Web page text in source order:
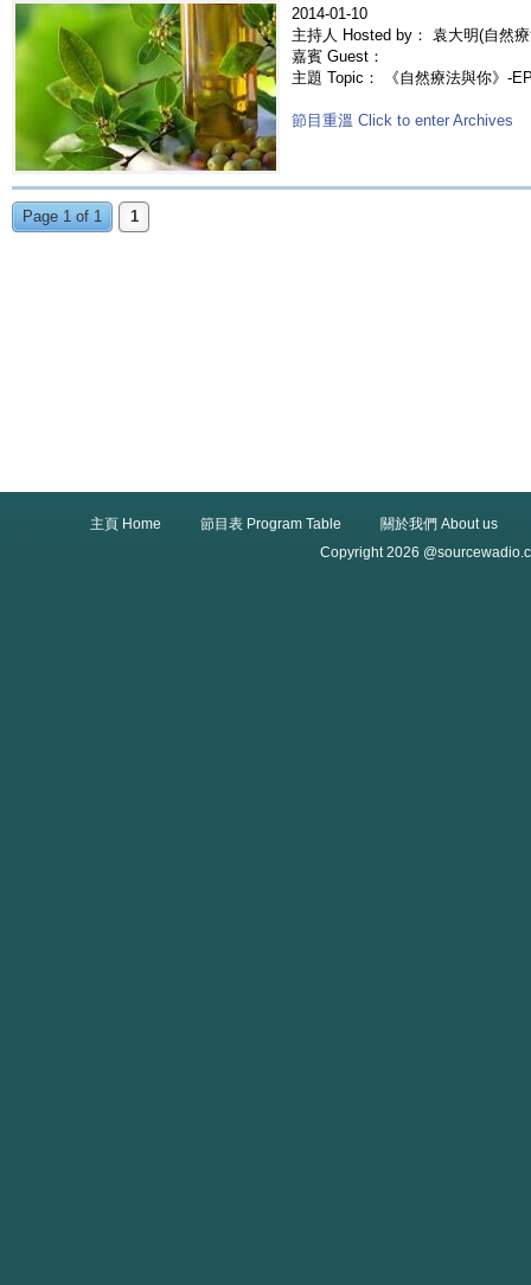
2014-01-10
主持人 Hosted by： 袁大明(自然
嘉賓 Guest：
主題 Topic： 《自然療法與你》-
節目重溫 Click to enter Archives
Page 1 of 1 1
主頁 Home 節目表 Program Table
關於我們 About us
Copyright 2026